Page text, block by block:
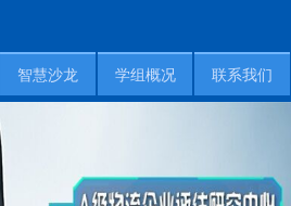
智慧沙龙 学组概况 联系我们